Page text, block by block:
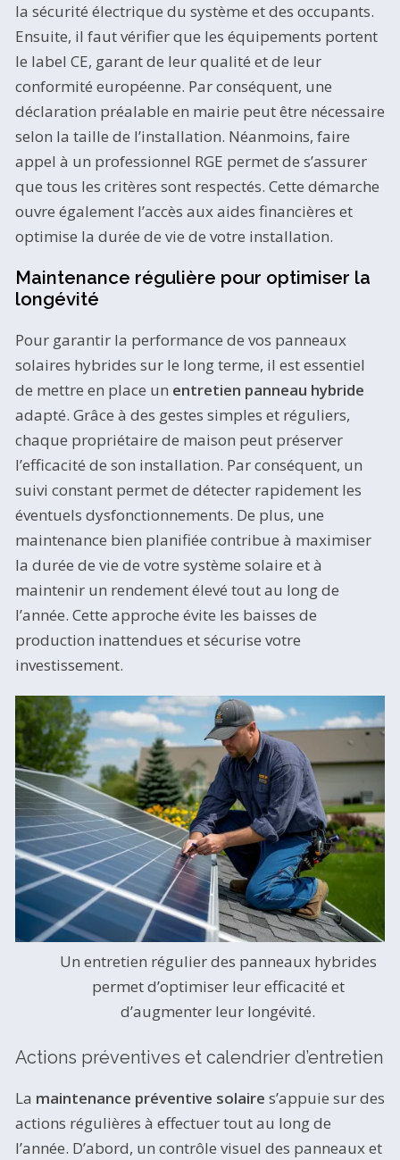
la sécurité électrique du système et des occupants.
Ensuite, il faut vérifier que les équipements portent
le label CE, garant de leur qualité et de leur
conformité européenne. Par conséquent, une
déclaration préalable en mairie peut être nécessaire
selon la taille de l’installation. Néanmoins, faire
appel à un professionnel RGE permet de s’assurer
que tous les critères sont respectés. Cette démarche
ouvre également l’accès aux aides financières et
optimise la durée de vie de votre installation.
Maintenance régulière pour optimiser la
longévité
Pour garantir la performance de vos panneaux
solaires hybrides sur le long terme, il est essentiel
de mettre en place un entretien panneau hybride
adapté. Grâce à des gestes simples et réguliers,
chaque propriétaire de maison peut préserver
l’efficacité de son installation. Par conséquent, un
suivi constant permet de détecter rapidement les
éventuels dysfonctionnements. De plus, une
maintenance bien planifiée contribue à maximiser
la durée de vie de votre système solaire et à
maintenir un rendement élevé tout au long de
l’année. Cette approche évite les baisses de
production inattendues et sécurise votre
investissement.
Un entretien régulier des panneaux hybrides
permet d’optimiser leur efficacité et
d’augmenter leur longévité.
Actions préventives et calendrier d’entretien
La maintenance préventive solaire s’appuie sur des
actions régulières à effectuer tout au long de
l’année. D’abord, un contrôle visuel des panneaux et